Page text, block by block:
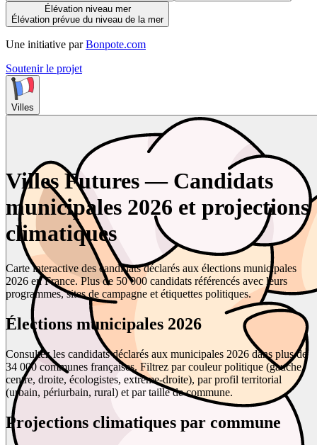
Élévation niveau mer
Élévation prévue du niveau de la mer
Une initiative par Bonpote.com
Soutenir le projet
Villes
Villes Futures — Candidats
municipales 2026 et projections
climatiques
Carte interactive des candidats déclarés aux élections municipales
2026 en France. Plus de 50 000 candidats référencés avec leurs
programmes, sites de campagne et étiquettes politiques.
Élections municipales 2026
Consultez les candidats déclarés aux municipales 2026 dans plus de
34 000 communes françaises. Filtrez par couleur politique (gauche,
centre, droite, écologistes, extrême-droite), par profil territorial
(urbain, périurbain, rural) et par taille de commune.
Projections climatiques par commune